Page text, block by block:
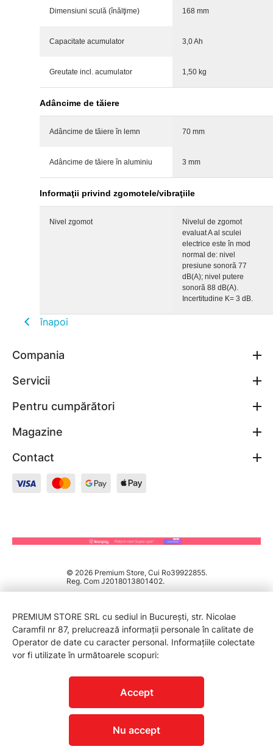
Dimensiuni sculă (înălţime) 168 mm
Capacitate acumulator 3,0 Ah
Greutate incl. acumulator 1,50 kg
Adâncime de tăiere
Adâncime de tăiere în lemn 70 mm
Adâncime de tăiere în aluminiu 3 mm
Informaţii privind zgomotele/vibraţiile
Nivel zgomot
Nivelul de zgomot
evaluat A al sculei
electrice este în mod
normal de: nivel
presiune sonoră 77
dB(A); nivel putere
sonoră 88 dB(A).
Incertitudine K= 3 dB.
înapoi
Compania
Servicii
Pentru cumpărători
Magazine
Contact
© 2026 Premium Store, Cui Ro39922855.
Reg. Com J2018013801402.
PREMIUM STORE SRL cu sediul in București, str. Nicolae
Caramfil nr 87, prelucrează informații personale în calitate de
Operator de date cu caracter personal. Informațiile colectate
vor fi utilizate în următoarele scopuri:
Accept
Nu accept